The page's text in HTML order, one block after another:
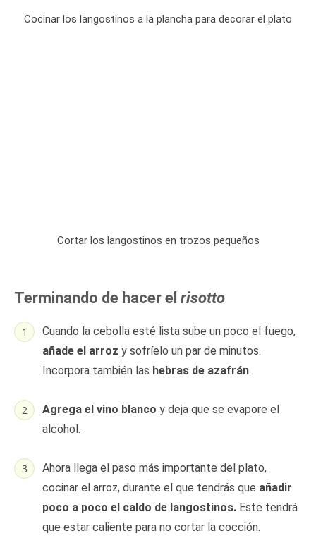
Cocinar los langostinos a la plancha para decorar el plato
Cortar los langostinos en trozos pequeños
Terminando de hacer el risotto
Cuando la cebolla esté lista sube un poco el fuego,
añade el arroz y sofríelo un par de minutos.
Incorpora también las hebras de azafrán.
Agrega el vino blanco y deja que se evapore el
alcohol.
Ahora llega el paso más importante del plato,
cocinar el arroz, durante el que tendrás que añadir
poco a poco el caldo de langostinos. Este tendrá
que estar caliente para no cortar la cocción.